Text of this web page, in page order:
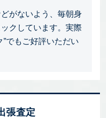
がないよう、毎朝身
クしています。実際
”でもご好評いただい
張査定